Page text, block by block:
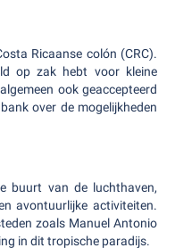
Ricaanse colón (CRC).
op zak hebt voor kleine
ook geaccepteerd
over de mogelijkheden
buurt van de luchthaven,
avontuurlijke activiteiten.
zoals Manuel Antonio
in dit tropische paradijs.